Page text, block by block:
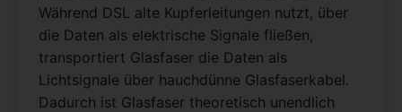
Während DSL alte Kupferleitungen nutzt, über
die Daten als elektrische Signale fließen,
transportiert Glasfaser die Daten als
Lichtsignale über hauchdünne Glasfaserkabel.
Dadurch ist Glasfaser theoretisch unendlich